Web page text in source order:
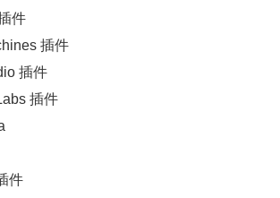
件
插件
插件
插件
件